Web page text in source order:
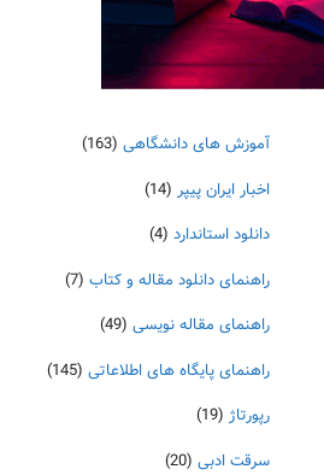
آموزش های دانشگاهی (163)
اخبار ایران پیپر (14)
دانلود استاندارد (4)
راهنمای دانلود مقاله و کتاب (7)
راهنمای مقاله نویسی (49)
راهنمای پایگاه های اطلاعاتی (145)
رپورتاژ (19)
سرقت ادبی (20)